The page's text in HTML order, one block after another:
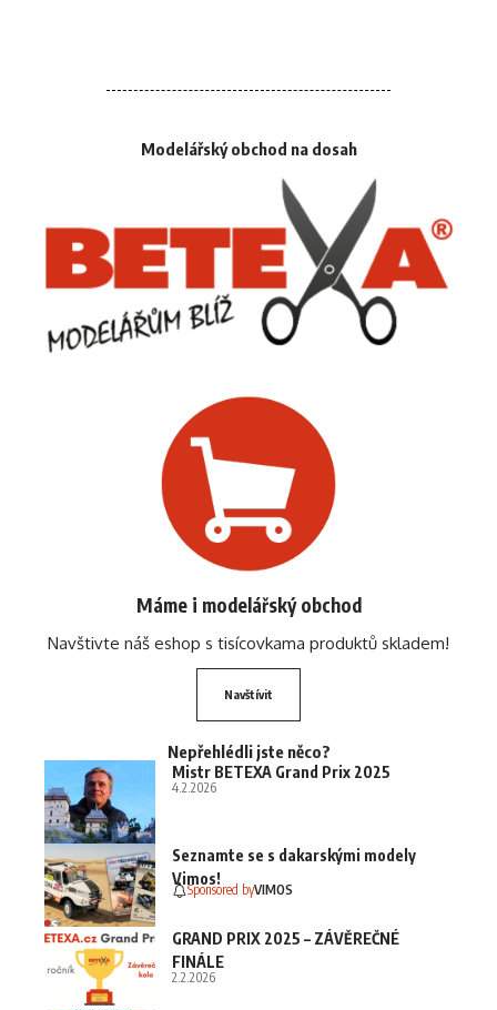
Modelářský obchod na dosah
Máme i modelářský obchod
Navštivte náš eshop s tisícovkama produktů skladem!
Navštívit
Nepřehlédli jste něco?
Mistr BETEXA Grand Prix 2025
4.2.2026
Seznamte se s dakarskými modely
Vimos!
Sponsored byVIMOS
GRAND PRIX 2025 – ZÁVĚREČNÉ
FINÁLE
2.2.2026